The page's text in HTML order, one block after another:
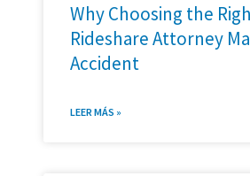
Why Choosing the
Rideshare Attorney
Accident
LEER MÁS »